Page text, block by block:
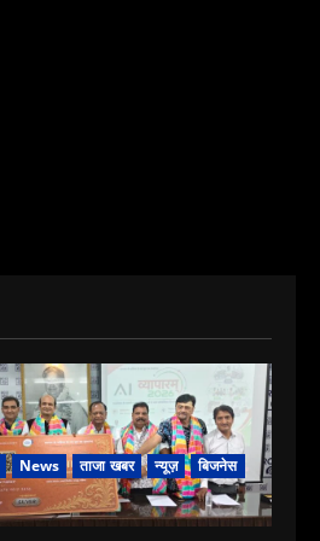
News ताजा खबर न्यूज़
बिजनेस